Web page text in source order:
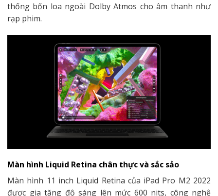
thống bốn loa ngoài Dolby Atmos cho âm thanh như
rạp phim.
Màn hình Liquid Retina chân thực và sắc sảo
Màn hình 11 inch Liquid Retina của iPad Pro M2 2022
được gia tăng độ sáng lên mức 600 nits, công nghệ